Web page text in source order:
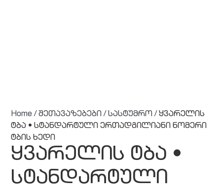
Home /შეთავაზებები /სასტუმრო / ყვარელის
ტბა • სტანდარტული ერთადგილიანი ნომერი
ტბის ხედი
ყვარელის ტბა •
სტანდარტული